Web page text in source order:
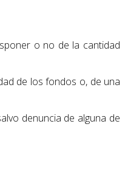
o no de la cantidad
de los fondos o, de una
denuncia de alguna de